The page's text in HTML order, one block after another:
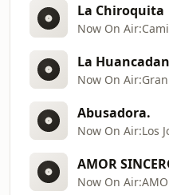
La Chiroquita
Now On
La
Abusadora.
Now On Air:Los
AMOR
Now On